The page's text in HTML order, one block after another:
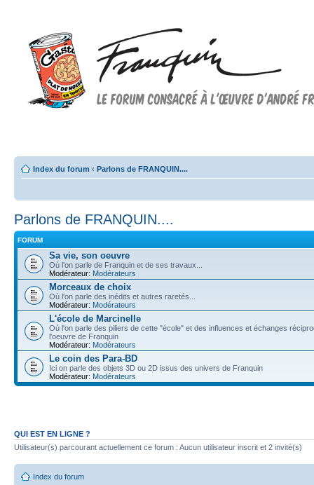
Index du forum ‹ Parlons de FRANQUIN....
Parlons de FRANQUIN....
FORUM
Sa vie, son oeuvre
Où l'on parle de Franquin et de ses travaux...
Modérateur: Modérateurs
Morceaux de choix
Où l'on parle des inédits et autres raretés...
Modérateur: Modérateurs
L'école de Marcinelle
Où l'on parle des piliers de cette "école" et des influences et échanges
l'oeuvre de Franquin
Modérateur: Modérateurs
Le coin des Para-BD
Ici on parle des objets 3D ou 2D issus des univers de Franquin
Modérateur: Modérateurs
QUI EST EN LIGNE ?
Utilisateur(s) parcourant actuellement ce forum : Aucun utilisateur inscrit et 2 invité(s)
Index du forum